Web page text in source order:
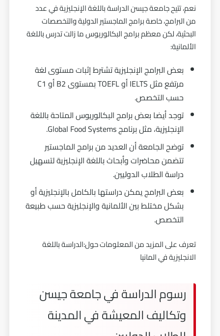
نعم، تتيح جامعة جيسن الدراسة باللغة الإنجليزية في عدد
من البرامج، خاصة برامج الماجستير الدولية والتخصصات
البحثية، لكن معظم برامج البكالوريوس ما زالت تدرس باللغة
الألمانية:
بعض البرامج الإنجليزية تشترط إثبات مستوى لغة
مرتفع مثل IELTS أو TOEFL بمستوى B2 أو C1
حسب التخصص.
توجد أيضا بعض برامج البكالوريوس المتاحة باللغة
الإنجليزية، مثل برنامج Global Food Systems.
توضح الجامعة أن العديد من برامج الماجستير
تتضمن محاضرات وأبحاث باللغة الإنجليزية لتسهيل
دراسة الطلاب الدوليين.
بعض البرامج يمكن دراستها بالكامل بالإنجليزية أو
بشكل مختلط بين الألمانية والإنجليزية حسب طبيعة
التخصص.
تعرف على المزيد من المعلومات حول:الدراسة باللغة
الانجليزية في المانيا
رسوم الدراسة في جامعة جيسن
وتكاليف المعيشة في المدينة